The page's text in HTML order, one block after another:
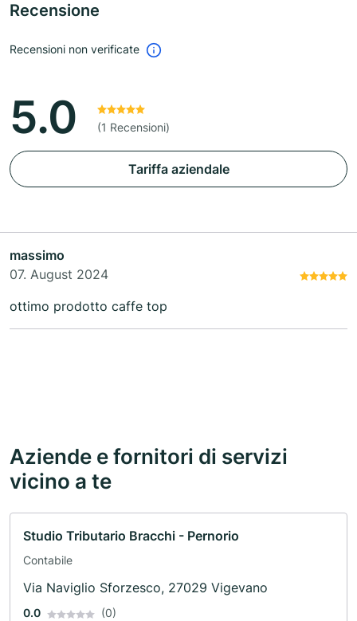
Recensione
Recensioni non verificate
5.0 (1 Recensioni)
Tariffa aziendale
massimo
07. August 2024
ottimo prodotto caffe top
Aziende e fornitori di servizi
vicino a te
Studio Tributario Bracchi - Pernorio
Contabile
Via Naviglio Sforzesco, 27029 Vigevano
0.0 (0)